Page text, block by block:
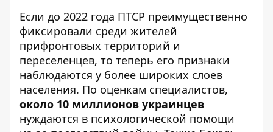
Если до 2022 года ПТСР преимущественно
фиксировали среди жителей
прифронтовых территорий и
переселенцев, то теперь его признаки
наблюдаются у более широких слоев
населения. По оценкам специалистов,
около 10 миллионов украинцев
нуждаются в психологической помощи